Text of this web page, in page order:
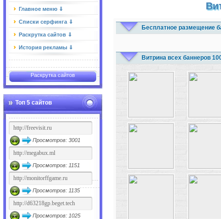
Главное меню ⇓
Списки серфинга ⇓
Раскрутка сайтов ⇓
История рекламы ⇓
Раскрутка сайтов
Топ 5 сайтов
Просмотров: 3001
Просмотров: 1151
Просмотров: 1135
Просмотров: 1025
Бесплатное размещение
Витрина всех баннеров